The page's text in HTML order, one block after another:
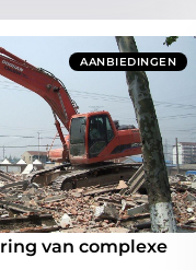
AANBIEDINGEN
van complexe